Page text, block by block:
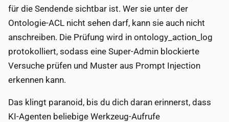
für die Sendende sichtbar ist. Wer sie unter der
Ontologie-ACL nicht sehen darf, kann sie auch nicht
anschreiben. Die Prüfung wird in ontology_action_log
protokolliert, sodass eine Super-Admin blockierte
Versuche prüfen und Muster aus Prompt Injection
erkennen kann.
Das klingt paranoid, bis du dich daran erinnerst, dass
KI-Agenten beliebige Werkzeug-Aufrufe